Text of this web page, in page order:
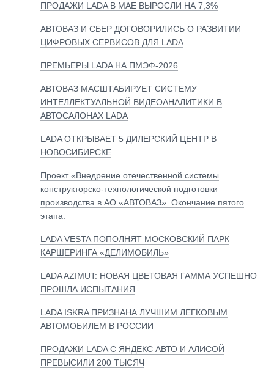
ПРОДАЖИ LADA В МАЕ ВЫРОСЛИ НА 7,3%
АВТОВАЗ И СБЕР ДОГОВОРИЛИСЬ О РАЗВИТИИ
ЦИФРОВЫХ СЕРВИСОВ ДЛЯ LADA
ПРЕМЬЕРЫ LADA НА ПМЭФ-2026
АВТОВАЗ МАСШТАБИРУЕТ СИСТЕМУ
ИНТЕЛЛЕКТУАЛЬНОЙ ВИДЕОАНАЛИТИКИ В
АВТОСАЛОНАХ LADA
LADA ОТКРЫВАЕТ 5 ДИЛЕРСКИЙ ЦЕНТР В
НОВОСИБИРСКЕ
Проект «Внедрение отечественной системы
конструкторско-технологической подготовки
производства в АО «АВТОВАЗ». Окончание пятого
этапа.
LADA VESTA ПОПОЛНЯТ МОСКОВСКИЙ ПАРК
КАРШЕРИНГА «ДЕЛИМОБИЛЬ»
LADA AZIMUT: НОВАЯ ЦВЕТОВАЯ ГАММА УСПЕШНО
ПРОШЛА ИСПЫТАНИЯ
LADA ISKRA ПРИЗНАНА ЛУЧШИМ ЛЕГКОВЫМ
АВТОМОБИЛЕМ В РОССИИ
ПРОДАЖИ LADA С ЯНДЕКС АВТО И АЛИСОЙ
ПРЕВЫСИЛИ 200 ТЫСЯЧ